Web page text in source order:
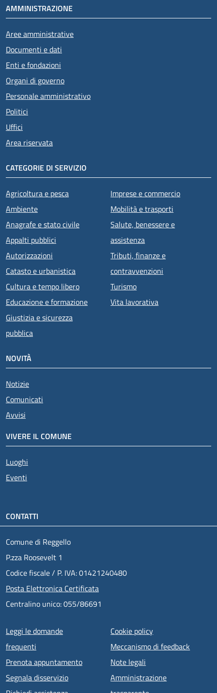
AMMINISTRAZIONE
Aree amministrative
Documenti e dati
Enti e fondazioni
Organi di governo
Personale amministrativo
Politici
Uffici
Area riservata
CATEGORIE DI SERVIZIO
Agricoltura e pesca
Ambiente
Anagrafe e stato civile
Appalti pubblici
Autorizzazioni
Catasto e urbanistica
Cultura e tempo libero
Educazione e formazione
Giustizia e sicurezza
pubblica
Imprese e commercio
Mobilità e trasporti
Salute, benessere e
assistenza
Tributi, finanze e
contravvenzioni
Turismo
Vita lavorativa
NOVITÀ
Notizie
Comunicati
Avvisi
VIVERE IL COMUNE
Luoghi
Eventi
CONTATTI
Comune di Reggello
P.zza Roosevelt 1
Codice fiscale / P. IVA: 01421240480
Posta Elettronica Certificata
Centralino unico: 055/86691
Menu piè di pagina
Leggi le domande
frequenti
Prenota appuntamento
Segnala disservizio
Cookie policy
Meccanismo di feedback
Note legali
Amministrazione